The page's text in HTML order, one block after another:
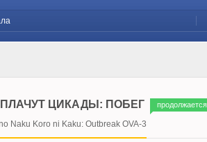
ПЛАЧУТ ЦИКАДЫ: ПОБЕГ продолжается
Naku Koro ni Kaku: Outbreak OVA-3